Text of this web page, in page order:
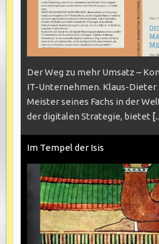
Der Weg zu mehr Umsatz –
IT-Unternehmen. Klaus-Dieter
Meister seines Fachs in der
der digitalen Strategie, bietet
Im Tempel der Isis